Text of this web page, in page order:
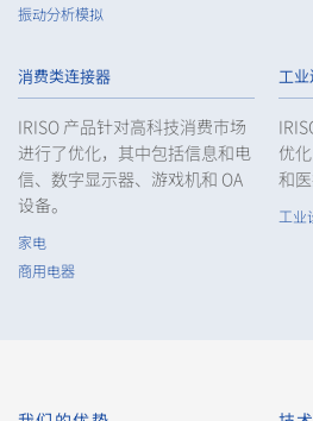
振动分析模拟
消费类连接器
IRISO 产品针对高科技消费市场
进行了优化，其中包括信息和电
信、数字显示器、游戏机和 OA
设备。
家电
商用电器
工
优
和医
工业